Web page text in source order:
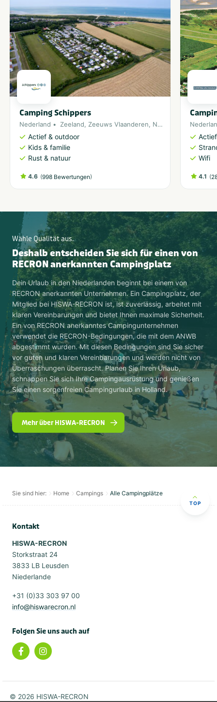
Camping Schippers
Nederland Zeeland, Zeeuws Vlaanderen, Noordzee
Actief & outdoor
Kids & familie
Rust & natuur
4.6 (998 Bewertungen)
Wifi
4.1 (
Wähle Qualität aus.
Deshalb entscheiden Sie sich für einen von
RECRON anerkannten Campingplatz
Dein Urlaub in den Niederlanden beginnt bei einem von
RECRON anerkannten Unternehmen. Ein Campingplatz, der
Mitglied bei HISWA-RECRON ist, ist zuverlässig, arbeitet mit
klaren Vereinbarungen und bietet Ihnen maximale Sicherheit.
Ein von RECRON anerkanntes Campingunternehmen
verwendet die RECRON-Bedingungen, die mit dem ANWB
abgestimmt wurden. Mit diesen Bedingungen sind Sie sicher
vor guten und klaren Vereinbarungen und werden nicht von
Überraschungen überrascht. Planen Sie Ihren Urlaub,
schnappen Sie sich Ihre Campingausrüstung und genießen
Sie einen sorgenfreien Campingurlaub in Holland.
Mehr über HISWA-RECRON
Sie sind hier: Home Campings Alle Campingplätze
TOP
Kontakt
HISWA-RECRON
Storkstraat 24
3833 LB Leusden
Niederlande
+31 (0)33 303 97 00
info@hiswarecron.nl
Folgen Sie uns auch auf
© 2026 HISWA-RECRON